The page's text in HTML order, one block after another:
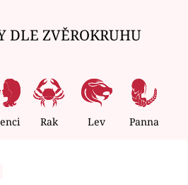
DLE ZVĚROKRUHU
Rak Lev Panna